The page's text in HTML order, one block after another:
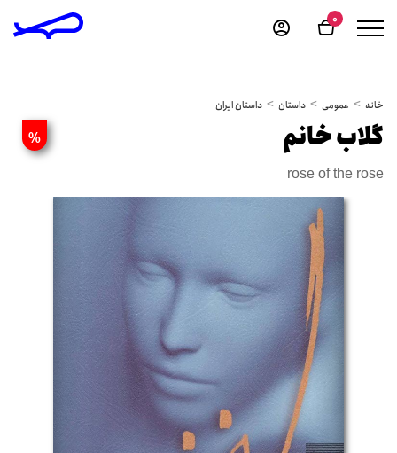
0
خانه عمومی داستان داستان ایران
% گلاب خانم
rose of the rose